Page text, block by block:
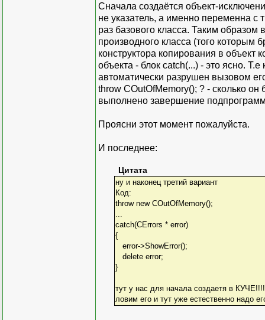
Сначала создаётся объект-
не указатель, а именно переменна с
раз базового класса. Таким образом
производного класса (того которым
конструктора копирования в объект
объекта - блок catch(...) - это ясно.
автоматически разрушен вызовом
throw COutOfMemory(); ? - сколько он
выполнено завершение
Проясни этот момент пожалуйста.
И последнее:
Цитата
ну и наконец третий вариант
Код:
throw new COutOfMemory();
catch(CErrors * error)
{
error->ShowError();
delete error;
}
тут у нас для начала создаетя в
ловим его и тут уже естественно надо